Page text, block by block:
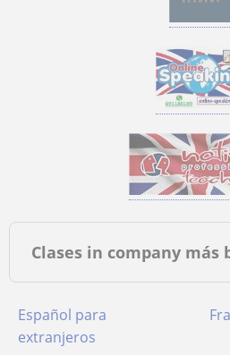
Clases in company más
Español para
extranjeros